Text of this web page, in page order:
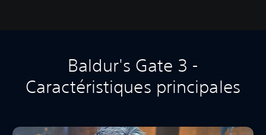
Baldur's Gate 3 -
Caractéristiques principales